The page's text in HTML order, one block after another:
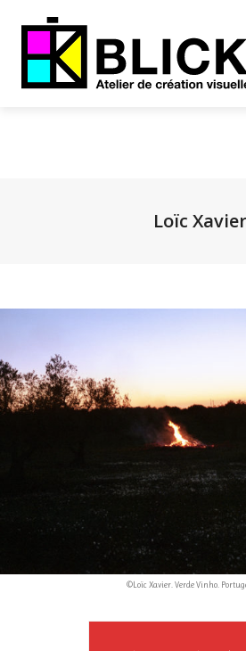
Loïc Xavier
©Loïc Xavier. Verde Vinho.